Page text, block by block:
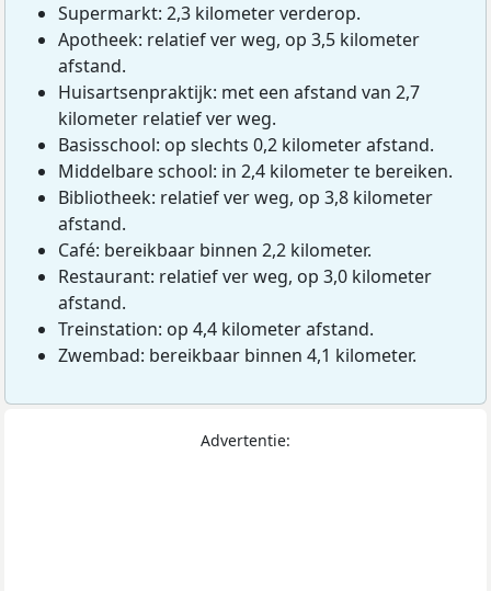
Supermarkt: 2,3 kilometer verderop.
Apotheek: relatief ver weg, op 3,5 kilometer
afstand.
Huisartsenpraktijk: met een afstand van 2,7
kilometer relatief ver weg.
Basisschool: op slechts 0,2 kilometer afstand.
Middelbare school: in 2,4 kilometer te bereiken.
Bibliotheek: relatief ver weg, op 3,8 kilometer
afstand.
Café: bereikbaar binnen 2,2 kilometer.
Restaurant: relatief ver weg, op 3,0 kilometer
afstand.
Treinstation: op 4,4 kilometer afstand.
Zwembad: bereikbaar binnen 4,1 kilometer.
Advertentie: